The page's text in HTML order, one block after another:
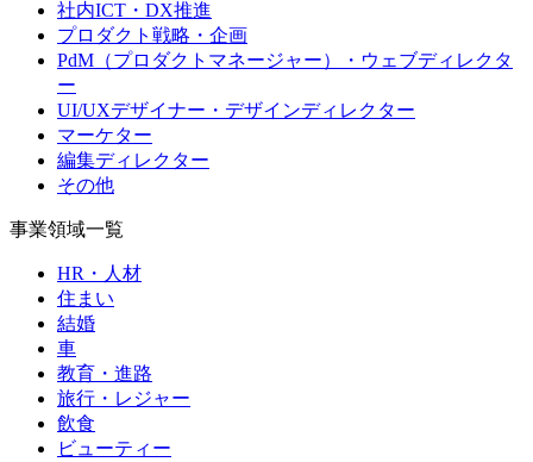
社内ICT・DX推進
プロダクト戦略・企画
PdM（プロダクトマネージャー）・ウェブディレクタ
ー
UI/UXデザイナー・デザインディレクター
マーケター
編集ディレクター
その他
事業領域一覧
HR・人材
住まい
結婚
車
教育・進路
旅行・レジャー
飲食
ビューティー